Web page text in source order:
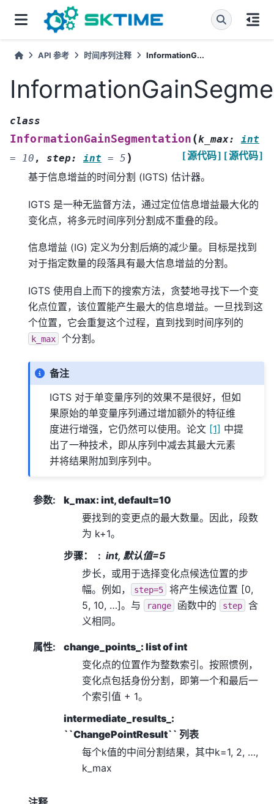
API 参考 时间序列注释 InformationG...
class
InformationGainSegmentation (k_max:
int
=
10 , step: int = 5 ) [源代码]
[源代码]
基于信息增益的时间分割 (IGTS) 估计器。
IGTS 是一种无监督方法，通过定位信息增益最大化的
变化点，将多元时间序列分割成不重叠的段。
信息增益 (IG) 定义为分割后熵的减少量。目标是找到
对于指定数量的段落具有最大信息增益的分割。
IGTS 使用自上而下的搜索方法，贪婪地寻找下一个变
化点位置，该位置能产生最大的信息增益。一旦找到这
个位置，它会重复这个过程，直到找到时间序列的
k_max 个分割。
备注
IGTS 对于单变量序列的效果不是很好，但如
果原始的单变量序列通过增加额外的特征维
度进行增强，它仍然可以使用。论文 [1] 中提
出了一种技术，即从序列中减去其最大元素
并将结果附加到序列中。
参数:
k_max: int, default=10
要找到的变更点的最大数量。因此，段数
为 k+1。
步骤：
int, 默认值=5
步长，或用于选择变化点候选位置的步
幅。例如，
step=5
将产生候选位置 [0,
5, 10, …]。与
range 函数中的 step
含
义相同。
属性:
change_points_: list of int
变化点的位置作为整数索引。按照惯例，
变化点包括身份分割，即第一个和最后一
个索引值 + 1。
intermediate_results_:
``ChangePointResult`` 列表
每个k值的中间分割结果，其中k=1, 2, …,
k_max